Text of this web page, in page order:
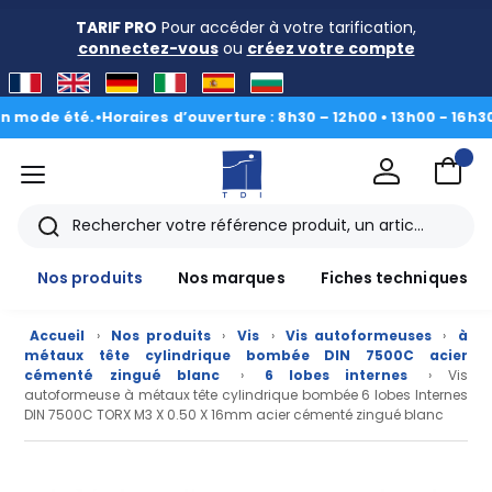
TARIF PRO Pour accéder à votre tarification,
connectez-vousou créez votre compte
été.•Horaires d’ouverture : 8h30 – 12h00 • 13h00 - 16h30|Du 3
menu
Rechercher
Nos produits
Nos marques Fiches techniques
Accueil › Nos produits › Vis › Vis autoformeuses ›
à
métaux tête cylindrique bombée DIN 7500C acier
cémenté zingué blanc
› 6 lobes internes
› Vis
autoformeuse à métaux tête cylindrique bombée 6 lobes Internes
DIN 7500C TORX M3 X 0.50 X 16mm acier cémenté zingué blanc